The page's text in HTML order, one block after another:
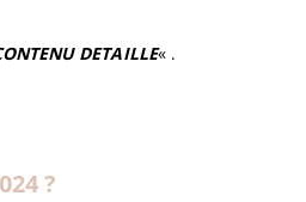
DETAILLE« .
?